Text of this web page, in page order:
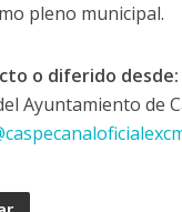
pleno municipal.
o diferido desde:
Ayuntamiento de